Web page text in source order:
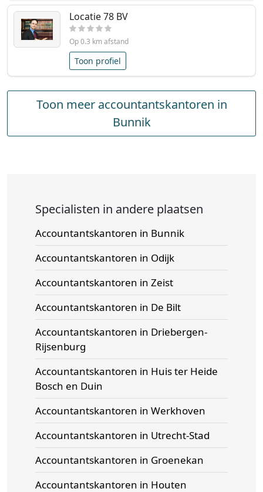
Locatie 78 BV
Op 0.3 km afstand
Toon profiel
Toon meer accountantskantoren in
Bunnik
Specialisten in andere plaatsen
Accountantskantoren in Bunnik
Accountantskantoren in Odijk
Accountantskantoren in Zeist
Accountantskantoren in De Bilt
Accountantskantoren in Driebergen-
Rijsenburg
Accountantskantoren in Huis ter Heide
Bosch en Duin
Accountantskantoren in Werkhoven
Accountantskantoren in Utrecht-Stad
Accountantskantoren in Groenekan
Accountantskantoren in Houten